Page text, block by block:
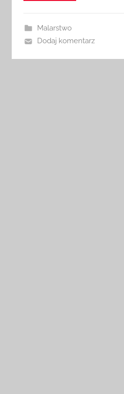
Malarstwo
Dodaj komentarz